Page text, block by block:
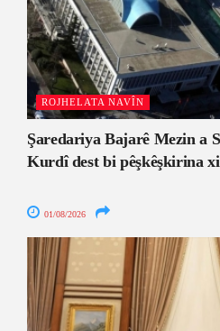
ROJHELATA NAVÎN
Şaredariya Bajarê Mezin a
Kurdî dest bi pêşkêşkirina
01/08/2026